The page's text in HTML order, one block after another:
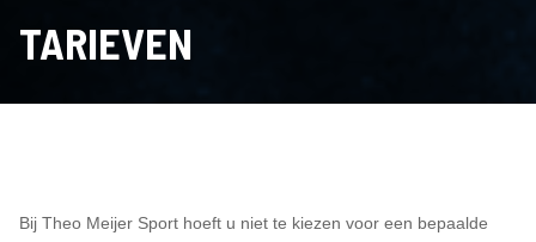
TARIEVEN
Bij Theo Meijer Sport hoeft u niet te kiezen voor een bepaalde